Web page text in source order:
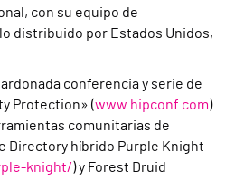
con su equipo de
distribuido por Estados Unidos,
conferencia y serie de
Protection» (www.hipconf.com)
comunitarias de
Directory híbrido Purple Knight
knight/) y Forest Druid